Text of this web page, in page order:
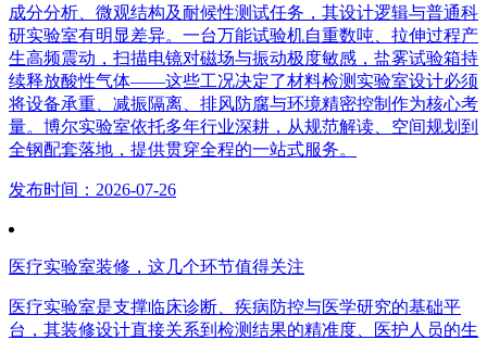
成分分析、微观结构及耐候性测试任务，其设计逻辑与普通科
研实验室有明显差异。一台万能试验机自重数吨、拉伸过程产
生高频震动，扫描电镜对磁场与振动极度敏感，盐雾试验箱持
续释放酸性气体——这些工况决定了材料检测实验室设计必须
将设备承重、减振隔离、排风防腐与环境精密控制作为核心考
量。博尔实验室依托多年行业深耕，从规范解读、空间规划到
全钢配套落地，提供贯穿全程的一站式服务。
发布时间：2026-07-26
医疗实验室装修，这几个环节值得关注
医疗实验室是支撑临床诊断、疾病防控与医学研究的基础平
台，其装修设计直接关系到检测结果的精准度、医护人员的生